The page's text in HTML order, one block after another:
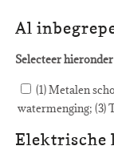
Al
Selecteer hieronder
(1) Metalen
watermenging; (3)
Elektrische